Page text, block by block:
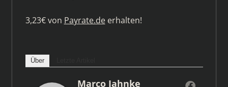
3,23€ von Payrate.deerhalten!
Über
Marco Jahnke